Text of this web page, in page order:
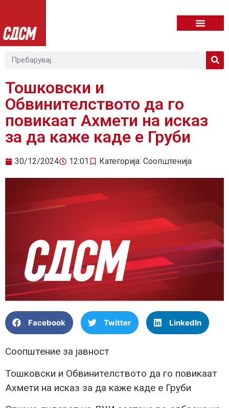
Тошковски и
Обвинителството да го
повикаат Ахмети на исказ
за да каже каде е Груби
30/12/2024 12:01 Категорија: Соопштенија
Facebook Twitter LinkedIn
Соопштение за јавност
Тошковски и Обвинителството да го повикаат
Ахмети на исказ за да каже каде е Груби